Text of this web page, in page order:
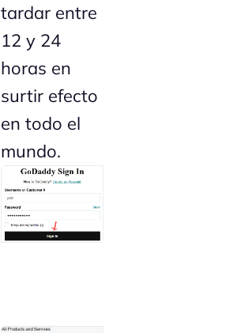
tardar entre
12 y 24
horas en
surtir efecto
en todo el
mundo.